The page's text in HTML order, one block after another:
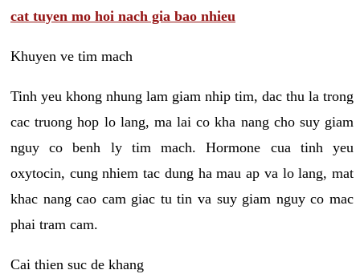
cat tuyen mo hoi nach gia bao nhieu
Khuyen ve tim mach
Tinh yeu khong nhung lam giam nhip tim, dac thu la trong
cac truong hop lo lang, ma lai co kha nang cho suy giam
nguy co benh ly tim mach. Hormone cua tinh yeu
oxytocin, cung nhiem tac dung ha mau ap va lo lang, mat
khac nang cao cam giac tu tin va suy giam nguy co mac
phai tram cam.
Cai thien suc de khang